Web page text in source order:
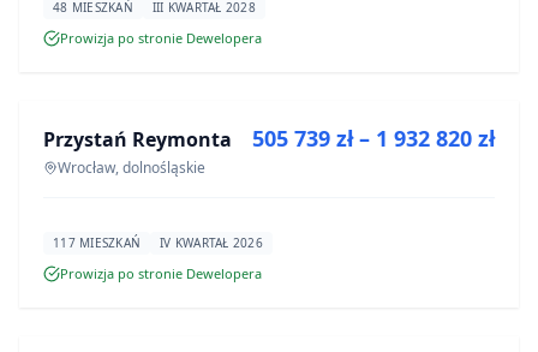
48 MIESZKAŃ III KWARTAŁ 2028
Prowizja po stronie Dewelopera
INWESTYCJA
Przystań Reymonta
Wrocław, dolnośląskie
505 739 zł – 1 932 820 zł
117 MIESZKAŃ IV KWARTAŁ 2026
Prowizja po stronie Dewelopera